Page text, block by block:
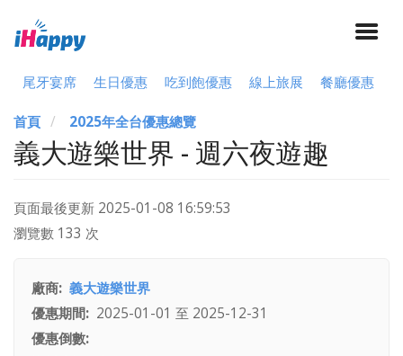
尾牙宴席 生日優惠 吃到飽優惠 線上旅展 餐廳優惠
首頁 2025年全台優惠總覽
義大遊樂世界 - 週六夜遊趣
頁面最後更新 2025-01-08 16:59:53
瀏覽數 133 次
廠商 義大遊樂世界
優惠期間
2025-01-01 至 2025-12-31
優惠倒數